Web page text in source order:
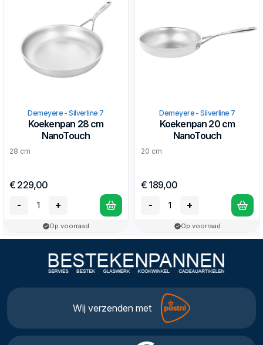
Demeyere - Silverline 7
Koekenpan 28 cm
NanoTouch
28 cm
€ 229,00
-
+
Op voorraad
Demeyere - Silverline 7
Koekenpan 20 cm
NanoTouch
20 cm
€ 189,00
-
+
Op voorraad
Wij verzenden met